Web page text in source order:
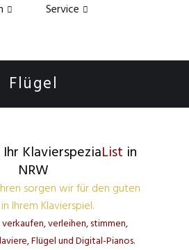
Service
Flügel
KlavierspeziaList in
NRW
sorgen wir für den guten
Ihrem Klavierspiel.
verleihen, stimmen,
Flügel und Digital-Pianos.